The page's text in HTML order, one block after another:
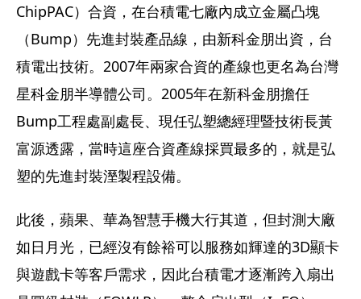
ChipPAC）合資，在台積電七廠內成立金屬凸塊
（Bump）先進封裝產品線，由新科金朋出資，台
積電出技術。2007年兩家合資的產線也更名為台灣
星科金朋半導體公司。2005年在新科金朋擔任
Bump工程處副處長、現任弘塑總經理暨技術長黃
富源透露，當時這座合資產線採買最多的，就是弘
塑的先進封裝溼製程設備。
此後，蘋果、華為智慧手機大行其道，但封測大廠
如日月光，已經沒有餘裕可以服務如輝達的3D顯卡
與遊戲卡等客戶需求，因此台積電才逐漸跨入扇出